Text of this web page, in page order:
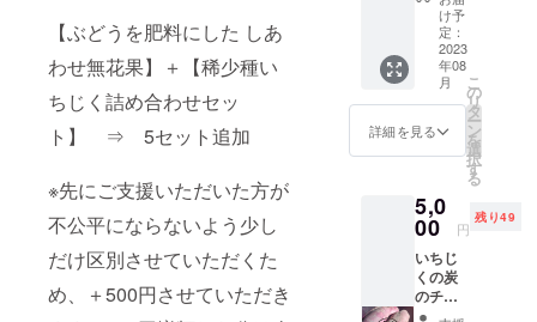
【ぶどうを肥料にした しあ
わせ無花果】＋【稀少種い
ちじく詰め合わせセッ
ト】 ⇒ 5セット追加
※先にご支援いただいた方が
不公平にならないよう少し
だけ区別させていただくた
め、＋500円させていただき
せを追求し
て畑作業に
励んでいま
す。
この返
礼品を
選択し
支援い
ただく
と、児
童養護
施設に1
しま
す。も
持ちで
寄付額
を増額
き） 数
量制
限：6粒
時間制
限：30
分を目
安 圃場
市 近
鉄南大
阪線
古市駅
から徒
歩10
花果】
＋お礼
メール
（電子
メー
ル） 果
実表面
に多少
のすれ
や、口
が割れ
てし
まった
もの、
色づき
が少し
け予
定：
2023
年08
月
詳細を見る
こ
の
リ
タ
ー
ン
を
選
択
す
る
5,0
00 円
残り49
いちじ
くの炭
のチカ
ラで育